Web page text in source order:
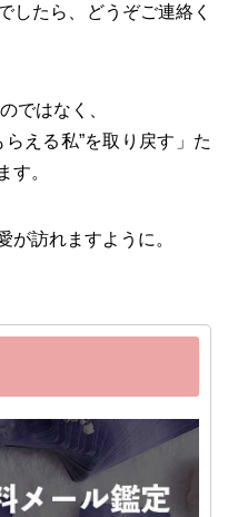
したら、どうぞご連絡く
ではなく、
らえる私”を取り戻す」た
す。
が訪れますように。